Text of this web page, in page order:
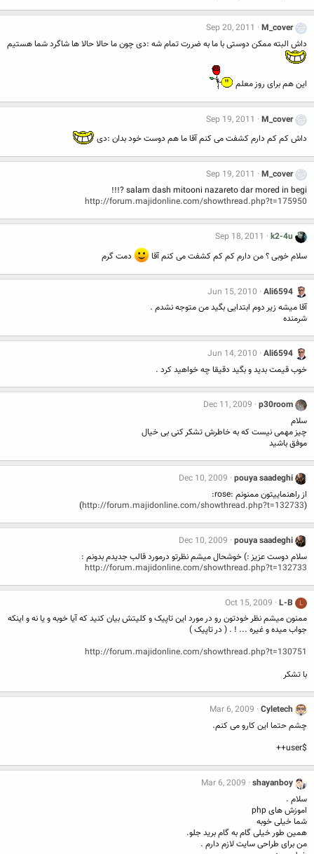
M_cover
Sep 20, 2011
داش البته ممکن دوستی با ما به ضررت تمام شه :دی چون ما حالا حالا ها شاگرد شما هستیم
این هم برای روز معلم
M_cover
Sep 19, 2011
داش کم کم دارم کشفت می کنم آقا ما هم دوست خود بدان :دی
M_cover
Sep 19, 2011
salam dash mitooni nazareto dar mored in begi ?!!!
http://forum.majidonline.com/showthread.php?t=175950
k2-4u
Sep 18, 2011
سلام خوبی ؟ من دارم کم کم کشفت می کنم آقا
دمت گرم
Ali6594
Jun 15, 2010
آقا میشه زیر دوم ابتدایی بگید من متوجه نشدم .
شرمنده
Ali6594
Jun 14, 2010
خوب قیمت بدید و بگید دقیقا چه خواهید کرد .
p30room
Dec 11, 2009
سلام
چیز مهمی نیست که به خاطرش تشکر کنی بی خیال
موفق باشید
pouya saadeghi
Dec 10, 2009
از راهنماییتون ممنونم :rose:
(
http://forum.majidonline.com/showthread.php?t=132733
)
pouya saadeghi
Dec 10, 2009
سلام دوست عزیز :) خوشحال میشم نظرتو درمورد قالب جدیدم بدونم :
http://forum.majidonline.com/showthread.php?t=132733
L
L-B
Oct 15, 2009
ممنون میشم نظر خودتون رو در مورد این تاپیک و کلیتش بیان کنید که آیا خوبه و یا نه و اینکه
جواب میده و غیره ... ! . ( در تاپیک )
http://forum.majidonline.com/showthread.php?t=130751
با تشکر
Cyletech
Mar 6, 2009
چشم حتما این کارو می کنم.
$user++
shayanboy
Mar 6, 2009
سلام .
اموزش های php
شما خیلی خوبه
همین طور خیلی گام به گام برید جلو.
من برای طراحی سایت لازم دارم .